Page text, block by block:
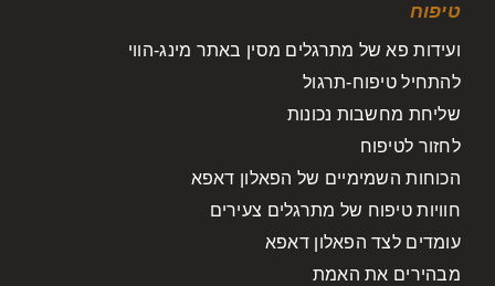
טיפוח
ועידות פא של מתרגלים מסין באתר מינג-הווי
להתחיל טיפוח-תרגול
שליחת מחשבות נכונות
לחזור לטיפוח
הכוחות השמימיים של הפאלון דאפא
חוויות טיפוח של מתרגלים צעירים
עומדים לצד הפאלון דאפא
מבהירים את האמת